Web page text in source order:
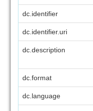
dc.identifier
dc.identifier.uri
dc.description
dc.format
dc.language